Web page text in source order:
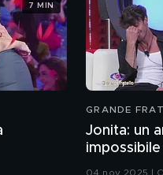
7 MIN
GRANDE
Jonita: un
impossibile
04 nov 2025 |